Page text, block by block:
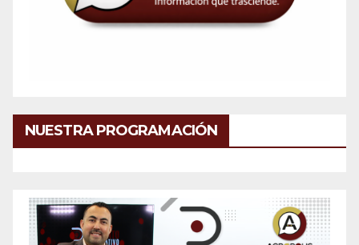
NUESTRA PROGRAMACIÓN